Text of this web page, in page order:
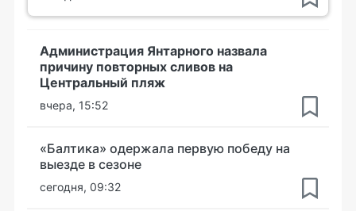
Администрация Янтарного назвала
причину повторных сливов на
Центральный пляж
вчера, 15:52
«Балтика» одержала первую победу на
выезде в сезоне
сегодня, 09:32